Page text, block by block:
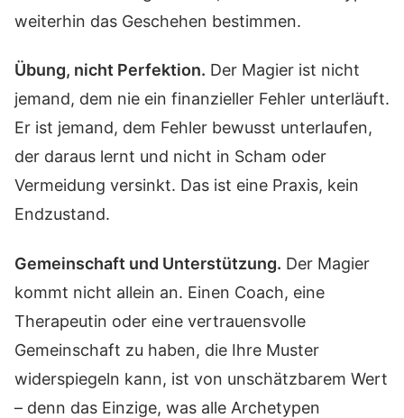
weiterhin das Geschehen bestimmen.
Übung, nicht Perfektion. Der Magier ist nicht
jemand, dem nie ein finanzieller Fehler unterläuft.
Er ist jemand, dem Fehler bewusst unterlaufen,
der daraus lernt und nicht in Scham oder
Vermeidung versinkt. Das ist eine Praxis, kein
Endzustand.
Gemeinschaft und Unterstützung. Der Magier
kommt nicht allein an. Einen Coach, eine
Therapeutin oder eine vertrauensvolle
Gemeinschaft zu haben, die Ihre Muster
widerspiegeln kann, ist von unschätzbarem Wert
– denn das Einzige, was alle Archetypen